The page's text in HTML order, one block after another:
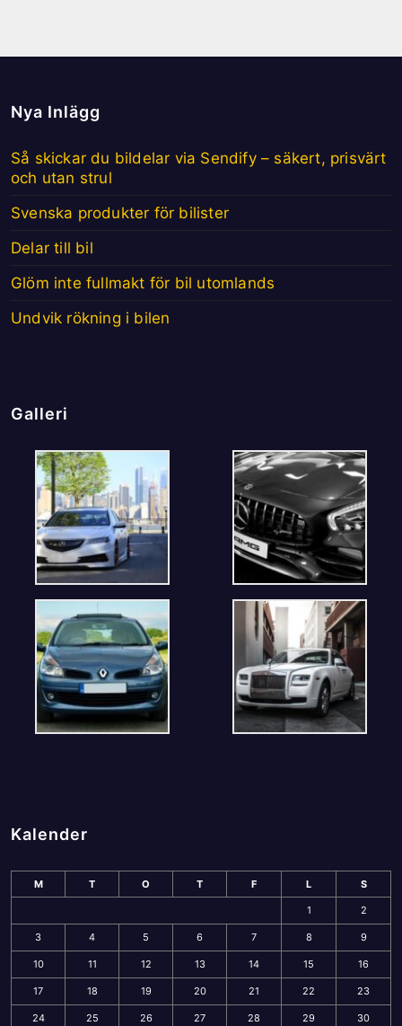
Nya Inlägg
Så skickar du bildelar via Sendify – säkert, prisvärt
och utan strul
Svenska produkter för bilister
Delar till bil
Glöm inte fullmakt för bil utomlands
Undvik rökning i bilen
Galleri
Kalender
M T O T F L S
1 2
3 4 5 6 7 8 9
10 11 12 13 14 15 16
17 18 19 20 21 22 23
24 25 26 27 28 29 30